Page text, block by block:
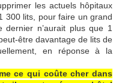
les actuels hôpitaux
300 lits, pour faire un grand
dernier n’aurait plus que 1
être davantage de lits de
en réponse à la
ce qui coûte cher dans